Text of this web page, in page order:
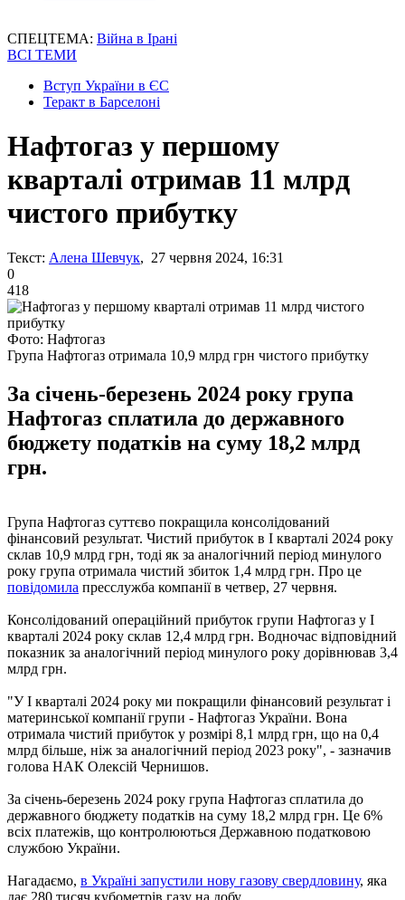
СПЕЦТЕМА: Війна в Ірані
ВСІ ТЕМИ
Вступ України в ЄС
Теракт в Барселоні
Нафтогаз у першому
кварталі отримав 11 млрд
чистого прибутку
Текст: Алена Шевчук, 27 червня 2024, 16:31
0
418
Фото: Нафтогаз
Група Нафтогаз отримала 10,9 млрд грн чистого прибутку
За січень-березень 2024 року група
Нафтогаз сплатила до державного
бюджету податків на суму 18,2 млрд
грн.
Група Нафтогаз суттєво покращила консолідований
фінансовий результат. Чистий прибуток в І кварталі 2024 року
склав 10,9 млрд грн, тоді як за аналогічний період минулого
року група отримала чистий збиток 1,4 млрд грн. Про це
повідомила пресслужба компанії в четвер, 27 червня.
Консолідований операційний прибуток групи Нафтогаз у І
кварталі 2024 року склав 12,4 млрд грн. Водночас відповідний
показник за аналогічний період минулого року дорівнював 3,4
млрд грн.
"У І кварталі 2024 року ми покращили фінансовий результат і
материнської компанії групи - Нафтогаз України. Вона
отримала чистий прибуток у розмірі 8,1 млрд грн, що на 0,4
млрд більше, ніж за аналогічний період 2023 року", - зазначив
голова НАК Олексій Чернишов.
За січень-березень 2024 року група Нафтогаз сплатила до
державного бюджету податків на суму 18,2 млрд грн. Це 6%
всіх платежів, що контролюються Державною податковою
службою України.
Нагадаємо, в Україні запустили нову газову свердловину, яка
дає 280 тисяч кубометрів газу на добу.